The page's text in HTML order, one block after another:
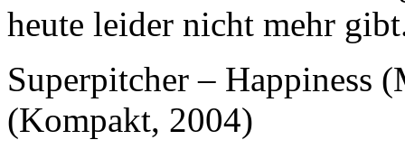
heute leider nicht mehr
Superpitcher – Happiness
(Kompakt, 2004)